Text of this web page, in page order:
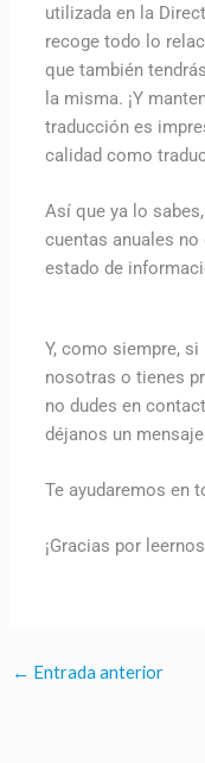
utilizada en la
recoge todo lo
que también
la misma. ¡Y
traducción es
calidad como
Así que ya lo
cuentas anuales
estado de
Y, como siempre,
nosotras o tienes
no dudes en
déjanos un
Te ayudaremos en
¡Gracias por
← Entrada anterior